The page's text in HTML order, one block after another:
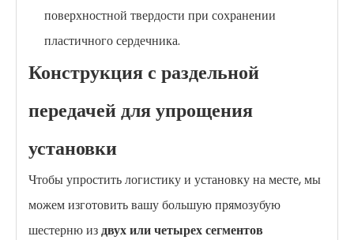
поверхностной твердости при сохранении
пластичного сердечника.
Конструкция с раздельной
передачей для упрощения
установки
Чтобы упростить логистику и установку на месте, мы
можем изготовить вашу большую прямозубую
шестерню издвух или четырех сегментов